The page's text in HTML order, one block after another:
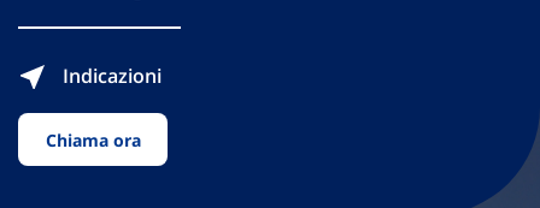
Indicazioni
Chiama ora